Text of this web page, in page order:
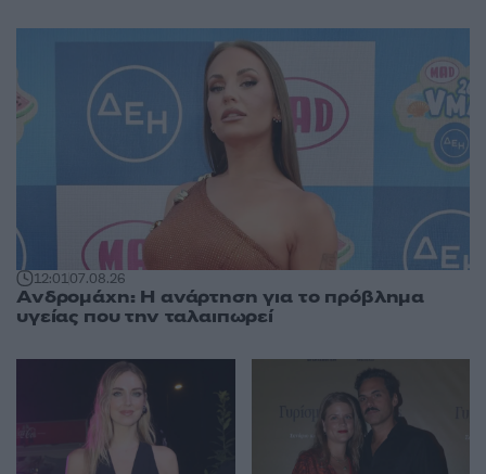
12:0107.08.26
Ανδρομάχη: Η ανάρτηση για το πρόβλημα
υγείας που την ταλαιπωρεί